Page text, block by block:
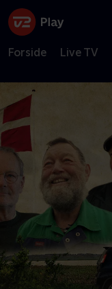
Forside Live TV